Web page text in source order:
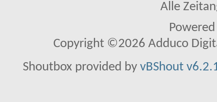
Alle
Copyright ©2026 Adduco
Shoutbox provided by vBShout